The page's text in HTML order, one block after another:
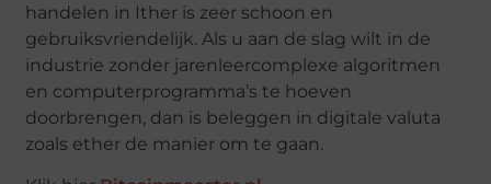
handelen in Ither is zeer schoon en
gebruiksvriendelijk. Als u aan de slag wilt in de
industrie zonder jarenleercomplexe algoritmen
en computerprogramma’s te hoeven
doorbrengen, dan is beleggen in digitale valuta
zoals ether de manier om te gaan.